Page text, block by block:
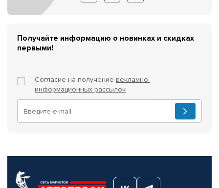
Получайте информацию о новинках и скидках
первыми!
Согласие на получение рекламно-
информационных рассылок